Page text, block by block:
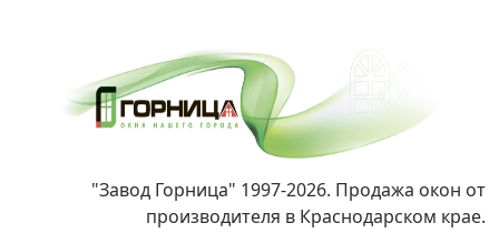
"Завод Горница" 1997-2026. Продажа окон от
производителя в Краснодарском крае.